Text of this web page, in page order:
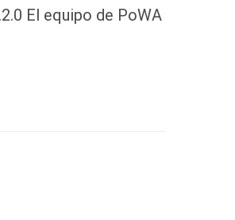
El equipo de PoWA